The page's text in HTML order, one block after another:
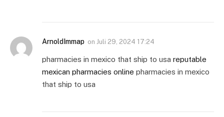
ArnoldImmap on Juli 29, 2024 17:24
pharmacies in mexico that ship to usa reputable
mexican pharmacies online pharmacies in mexico
that ship to usa